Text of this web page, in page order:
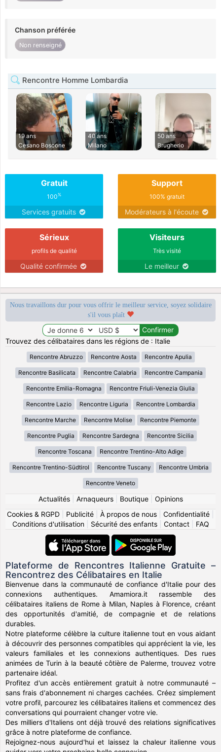
Chanson préférée
Non renseigné
Rencontre Homme Lombardia
19 ans
Cesano Boscone
40 ans
Milano
50 ans
Brugherio
Gratuit
100%
Services gratuits
Support
100% gratuit
Modérateurs à l'écoute
Sérieux
profils de qualité
Qualité confirmée
Visiteurs
Très visité
Le meilleur
Nous travaillons dur pour vous offrir le meilleur service, soyez solidaire
s'il vous plaît
Trouvez des célibataires dans les régions de : Italie
Rencontre Abruzzo Rencontre Aosta Rencontre Apulia
Rencontre Basilicata Rencontre Calabria Rencontre Campania
Rencontre Emilia-Romagna Rencontre Friuli-Venezia Giulia
Rencontre Lazio Rencontre Liguria Rencontre Lombardia
Rencontre Marche Rencontre Molise Rencontre Piemonte
Rencontre Puglia Rencontre Sardegna Rencontre Sicilia
Rencontre Toscana Rencontre Trentino-Alto Adige
Rencontre Trentino-Südtirol Rencontre Tuscany Rencontre Umbria
Rencontre Veneto
Actualités| Arnaqueurs| Boutique| Opinions
Cookies & RGPD
Publicité À propos de nous Confidentialité
Conditions d'utilisation| Sécurité des enfants| Contact| FAQ
Plateforme de Rencontres Italienne Gratuite –
Rencontrez des Célibataires en Italie
Bienvenue dans la communauté de confiance d'Italie pour des
connexions authentiques. Amamiora.it rassemble des
célibataires italiens de Rome à Milan, Naples à Florence, créant
des opportunités d'amitié, de compagnie et de relations
durables.
Notre plateforme célèbre la culture italienne tout en vous aidant
à découvrir des personnes compatibles qui apprécient la vie, les
valeurs familiales et les connexions authentiques. Des rues
animées de Turin à la beauté côtière de Palerme, trouvez votre
partenaire idéal.
Profitez d'un accès entièrement gratuit à notre communauté –
sans frais d'abonnement ni charges cachées. Créez simplement
votre profil, parcourez les célibataires italiens et commencez des
conversations qui pourraient changer votre vie.
Des milliers d'Italiens ont déjà trouvé des relations significatives
grâce à notre plateforme de confiance.
Rejoignez-nous aujourd'hui et laissez la chaleur italienne vous